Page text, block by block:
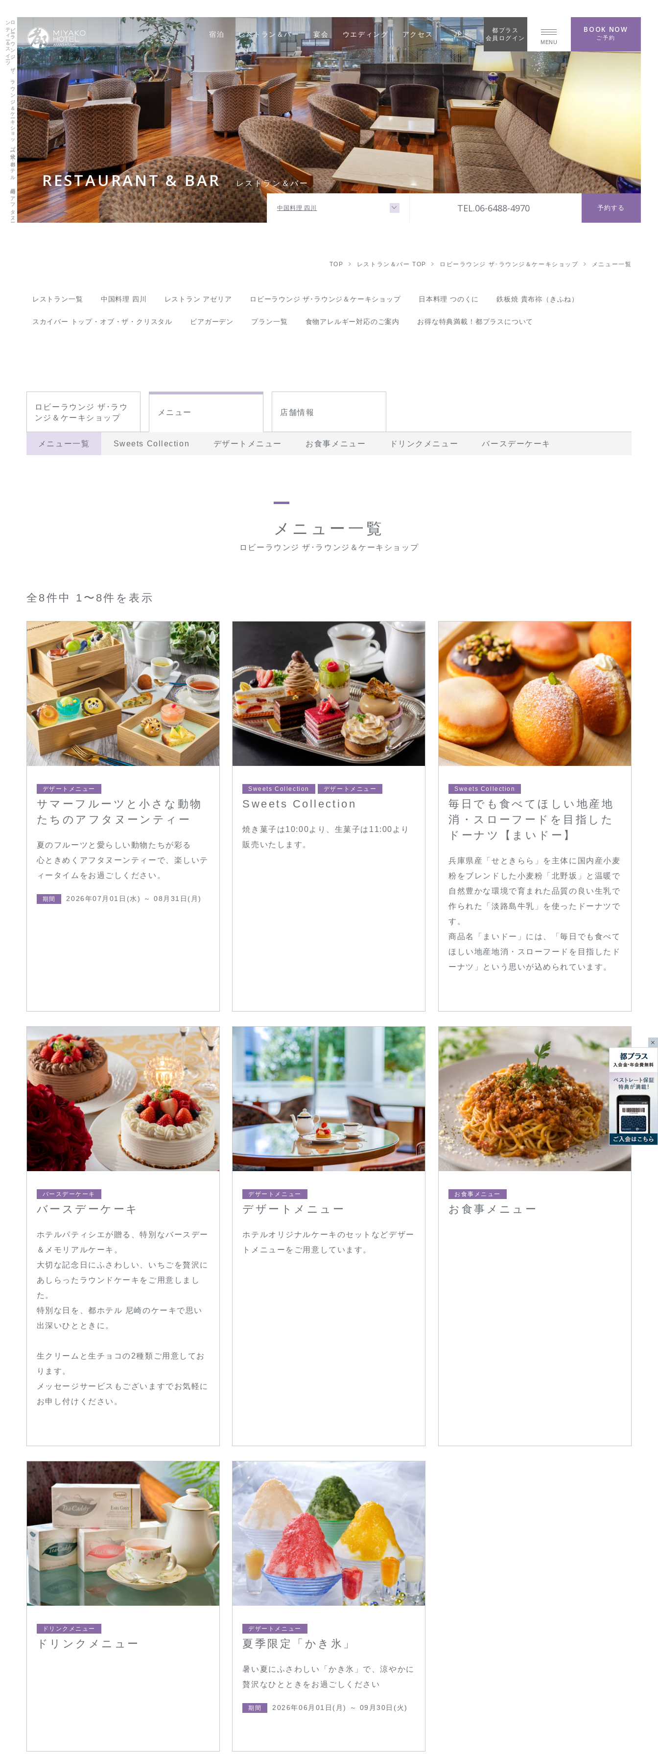
ロ
ビ
ーラ
ウ
ン
ジ
ザ
･
ラ
ウ
ン
ジ
＆
ケ
ーキ
シ
ョ
ッ
プ
【公式】｜
都ホ
テ
ル
尼崎の
ア
フ
タ
ヌ
ー
ン
テ
ィ
ー＆
ス
イ
ーツ 宿泊 レストラン＆バー 宴会 ウエディング アクセス JP
都プラス
会員ログイン
MENU
BOOK NOW
ご予約
RESTAURANT & BAR レストラン＆バー
中国料理 四川 TEL.06-6488-4970 予約する
TOP レストラン＆バー TOP ロビーラウンジ ザ･ラウンジ＆ケーキショップ メニュー一覧
レストラン一覧 中国料理 四川 レストラン アゼリア ロビーラウンジ ザ･ラウンジ＆ケーキショップ 日本料理 つのくに 鉄板焼 貴布祢（きふね）
スカイバー トップ・オブ・ザ・クリスタル ビアガーデン プラン一覧 食物アレルギー対応のご案内 お得な特典満載！都プラスについて
ロビーラウンジ ザ･ラウ
ンジ＆ケーキショップ
メニュー 店舗情報
メニュー一覧 Sweets Collection デザートメニュー お食事メニュー ドリンクメニュー バースデーケーキ
メニュー一覧
ロビーラウンジ ザ･ラウンジ＆ケーキショップ
全8件中 1〜8件を表示
デザートメニュー
サマーフルーツと小さな動物
たちのアフタヌーンティー
夏のフルーツと愛らしい動物たちが彩る
心ときめくアフタヌーンティーで、楽しいテ
ィータイムをお過ごしください。
期間 2026年07月01日(水) ～ 08月31日(月)
Sweets Collection デザートメニュー
Sweets Collection
焼き菓子は10:00より、生菓子は11:00より
販売いたします。
Sweets Collection
毎日でも食べてほしい地産地
消・スローフードを目指した
ドーナツ【まいドー】
兵庫県産「せときらら」を主体に国内産小麦
粉をブレンドした小麦粉「北野坂」と温暖で
自然豊かな環境で育まれた品質の良い生乳で
作られた「淡路島牛乳」を使ったドーナツで
す。
商品名「まいドー」には、「毎日でも食べて
ほしい地産地消・スローフードを目指したド
ーナツ」という思いが込められています。
バースデーケーキ
バースデーケーキ
ホテルパティシエが贈る、特別なバースデー
＆メモリアルケーキ。
大切な記念日にふさわしい、いちごを贅沢に
あしらったラウンドケーキをご用意しまし
た。
特別な日を、都ホテル 尼崎のケーキで思い
出深いひとときに。
生クリームと生チョコの2種類ご用意してお
ります。
メッセージサービスもございますでお気軽に
お申し付けください。
デザートメニュー
デザートメニュー
ホテルオリジナルケーキのセットなどデザー
トメニューをご用意しています。
お食事メニュー
お食事メニュー
ドリンクメニュー
ドリンクメニュー
デザートメニュー
夏季限定「かき氷」
暑い夏にふさわしい「かき氷」で、涼やかに
贅沢なひとときをお過ごしください
期間 2026年06月01日(月) ～ 09月30日(火)